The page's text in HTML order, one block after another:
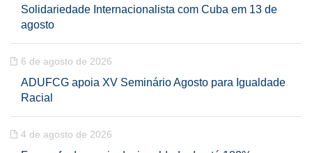
Solidariedade Internacionalista com Cuba em 13 de
agosto
6 de agosto de 2026
ADUFCG apoia XV Seminário Agosto para Igualdade
Racial
4 de agosto de 2026